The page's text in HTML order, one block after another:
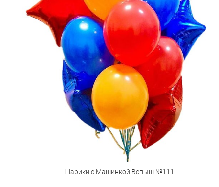
Шарики с Машинкой Вспыш №111